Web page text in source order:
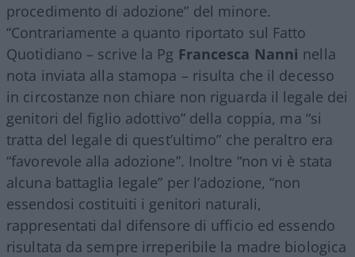
procedimento di adozione” del minore.
“Contrariamente a quanto riportato sul Fatto
Quotidiano – scrive la Pg Francesca Nanni nella
nota inviata alla stamopa – risulta che il decesso
in circostanze non chiare non riguarda il legale dei
genitori del figlio adottivo” della coppia, ma “si
tratta del legale di quest’ultimo” che peraltro era
“favorevole alla adozione”. Inoltre “non vi è stata
alcuna battaglia legale” per l’adozione, “non
essendosi costituiti i genitori naturali,
rappresentati dal difensore di ufficio ed essendo
risultata da sempre irreperibile la madre biologica